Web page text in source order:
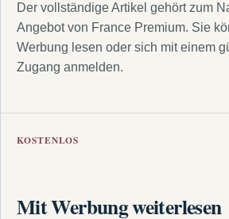
Der vollständige Artikel gehört zum
Angebot von France Premium. Sie
Werbung lesen oder sich mit einem
Zugang anmelden.
KOSTENLOS
Mit Werbung weiterlesen